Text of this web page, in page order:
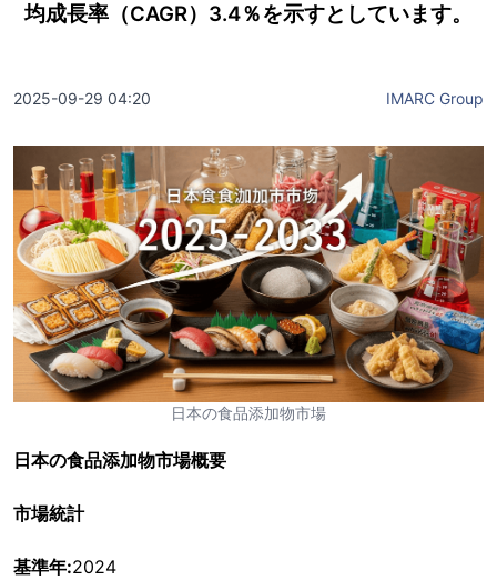
均成長率（CAGR）3.4％を示すとしています。
2025-09-29 04:20 IMARC Group
日本の食品添加物市場
日本の食品添加物市場概要
市場統計
基準年:2024